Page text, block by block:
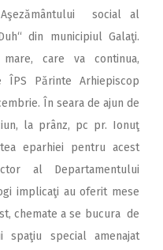
social al
din municipiul Galaţi.
care va continua,
Părinte Arhiepiscop
În seara de ajun de
la prânz, pc pr. Ionuţ
eparhiei pentru acest
al Departamentului
implicaţi au oferit mese
chemate a se bucura de
spaţiu special amenajat